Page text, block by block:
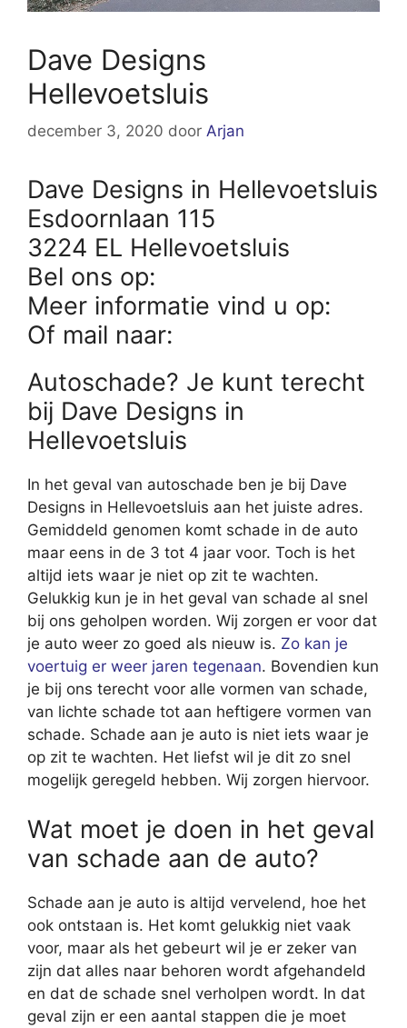
Dave Designs
Hellevoetsluis
december 3, 2020 door Arjan
Dave Designs in Hellevoetsluis
Esdoornlaan 115
3224 EL Hellevoetsluis
Bel ons op:
Meer informatie vind u op:
Of mail naar:
Autoschade? Je kunt terecht
bij Dave Designs in
Hellevoetsluis
In het geval van autoschade ben je bij Dave
Designs in Hellevoetsluis aan het juiste adres.
Gemiddeld genomen komt schade in de auto
maar eens in de 3 tot 4 jaar voor. Toch is het
altijd iets waar je niet op zit te wachten.
Gelukkig kun je in het geval van schade al snel
bij ons geholpen worden. Wij zorgen er voor dat
je auto weer zo goed als nieuw is. Zo kan je
voertuig er weer jaren tegenaan. Bovendien kun
je bij ons terecht voor alle vormen van schade,
van lichte schade tot aan heftigere vormen van
schade. Schade aan je auto is niet iets waar je
op zit te wachten. Het liefst wil je dit zo snel
mogelijk geregeld hebben. Wij zorgen hiervoor.
Wat moet je doen in het geval
van schade aan de auto?
Schade aan je auto is altijd vervelend, hoe het
ook ontstaan is. Het komt gelukkig niet vaak
voor, maar als het gebeurt wil je er zeker van
zijn dat alles naar behoren wordt afgehandeld
en dat de schade snel verholpen wordt. In dat
geval zijn er een aantal stappen die je moet